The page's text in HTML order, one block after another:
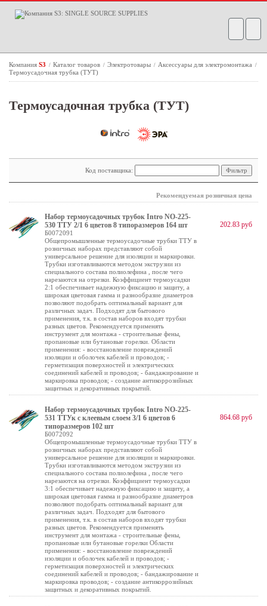
Компания S3 / Каталог товаров / Электротовары / Аксессуары для электромонтажа /
Термоусадочная трубка (ТУТ)
Термоусадочная трубка (ТУТ)
Код поставщика:
Рекомендуемая розничная цена
Набор термоусадочных трубок Intro NO-225-
530 ТТУ 2/1 6 цветов 8 типоразмеров 164 шт
Б0072091
Общепромышленные термоусадочные трубки ТТУ в
розничных наборах представляют собой
универсальное решение для изоляции и маркировки.
Трубки изготавливаются методом экструзии из
специального состава полиолефина , после чего
нарезаются на отрезки. Коэффициент термоусадки
2:1 обеспечивает надежную фиксацию и защиту, а
широкая цветовая гамма и разнообразие диаметров
позволяют подобрать оптимальный вариант для
различных задач. Подходят для бытового
применения, т.к. в состав наборов входят трубки
разных цветов. Рекомендуется применять
инструмент для монтажа - строительные фены,
пропановые или бутановые горелки. Области
применения: - восстановление повреждений
изоляции и оболочек кабелей и проводов; -
герметизация поверхностей и электрических
соединений кабелей и проводов; - бандажирование и
маркировка проводов; - создание антикоррозийных
защитных и декоративных покрытий.
202.83 руб
Набор термоусадочных трубок Intro NO-225-
531 ТТУк с клеевым слоем 3/1 6 цветов 6
типоразмеров 102 шт
Б0072092
Общепромышленные термоусадочные трубки ТТУ в
розничных наборах представляют собой
универсальное решение для изоляции и маркировки.
Трубки изготавливаются методом экструзии из
специального состава полиолефина , после чего
нарезаются на отрезки. Коэффициент термоусадки
3:1 обеспечивает надежную фиксацию и защиту, а
широкая цветовая гамма и разнообразие диаметров
позволяют подобрать оптимальный вариант для
различных задач. Подходят для бытового
применения, т.к. в состав наборов входят трубки
разных цветов. Рекомендуется применять
инструмент для монтажа - строительные фены,
пропановые или бутановые горелки Области
применения: - восстановление повреждений
изоляции и оболочек кабелей и проводов; -
герметизация поверхностей и электрических
соединений кабелей и проводов; - бандажирование и
маркировка проводов; - создание антикоррозийных
защитных и декоративных покрытий.
864.68 руб